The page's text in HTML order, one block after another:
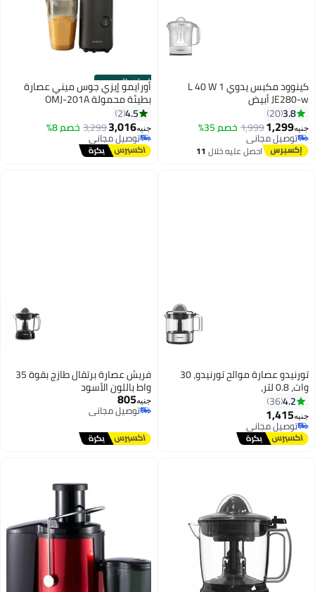
كينوود مكبس يدوي 1 L 40 W
JE280-w أبيض
3.8
20
جنيه1,299
1,999خصم 35%
توصيل مجاني
توصيل مجانياحصل عليه خلال 11
الستور الرسمي
أورايمو إيزي جوس ميني عصارة
بطيئة محمولة OMJ-201A
4.5
2
جنيه3,016
3,299خصم 8%
توصيل مجاني
توصيل مجاني
تورنيدو عصارة موالح تورنيدو، 30
وات، 0.8 لتر،
4.2
36
جنيه1,415
توصيل مجاني
توصيل مجاني
فريش عصارة برتقال طازج بقوة 35
واط باللون الأسود
جنيه805
توصيل مجاني
توصيل مجاني